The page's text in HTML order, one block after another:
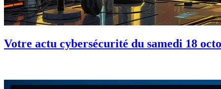
Votre actu cybersécurité du samedi 18